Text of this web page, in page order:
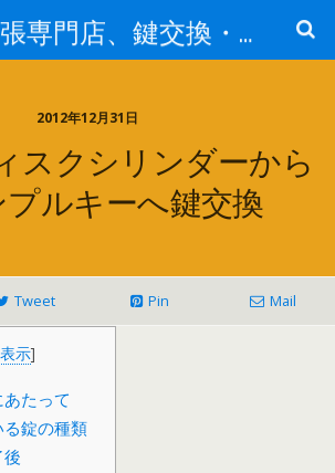
鍵の出張専門店、鍵交換・修理が格安料金/東京・埼玉・さいたま市
2012年12月31日
スクシリンダーから
ルキーへ鍵交換
Tweet Pin Mail
示]
たって
錠の種類